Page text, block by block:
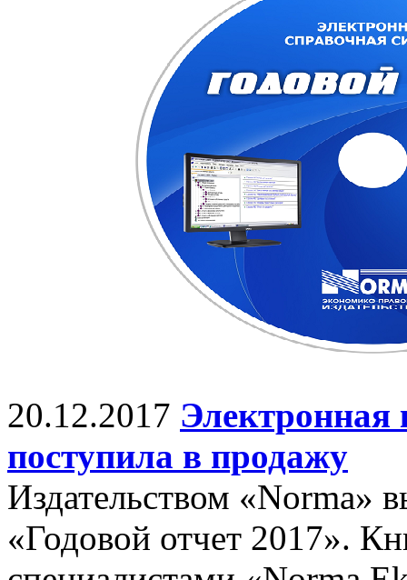
20.12.2017 Электронная
поступила в продажу
Издательством «Norma»
«Годовой отчет 2017».